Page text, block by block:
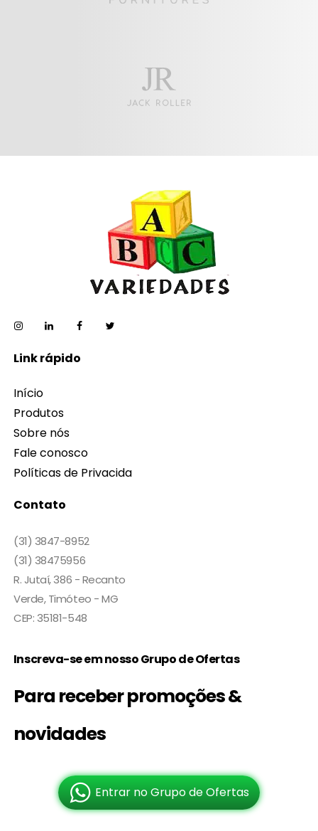
Link rápido
Início
Produtos
Sobre nós
Fale conosco
Políticas de Privacida
Contato
(31) 3847-8952
(31) 38475956
R. Jutaí, 386 - Recanto
Verde, Timóteo - MG
CEP: 35181-548
Inscreva-se em nosso Grupo de Ofertas
Para receber promoções &
novidades
Entrar no Grupo de Ofertas